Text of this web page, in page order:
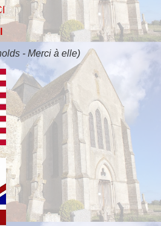
- Merci à elle)